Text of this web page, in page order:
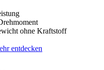
ohne Kraftstoff
entdecken